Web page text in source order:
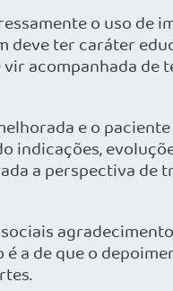
o uso de
deve ter caráter
acompanhada
e o
indicações,
a perspectiva
é a de que o